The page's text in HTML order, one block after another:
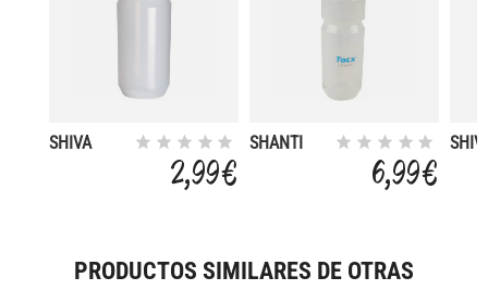
SHIVA
2,99 €
SHANTI
6,99 €
PRODUCTOS SIMILARES DE OTRAS